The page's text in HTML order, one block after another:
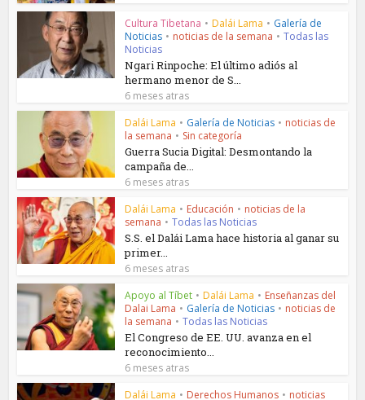
Cultura Tibetana • Dalái Lama • Galería de
Noticias • noticias de la semana • Todas las
Noticias
Ngari Rinpoche: El último adiós al
hermano menor de S...
6 meses atras
Dalái Lama • Galería de Noticias • noticias de
la semana • Sin categoría
Guerra Sucia Digital: Desmontando la
campaña de...
6 meses atras
Dalái Lama • Educación • noticias de la
semana • Todas las Noticias
S.S. el Dalái Lama hace historia al ganar su
primer...
6 meses atras
Apoyo al Tíbet • Dalái Lama • Enseñanzas del
Dalai Lama • Galería de Noticias • noticias de
la semana • Todas las Noticias
El Congreso de EE. UU. avanza en el
reconocimiento...
6 meses atras
Dalái Lama • Derechos Humanos • noticias